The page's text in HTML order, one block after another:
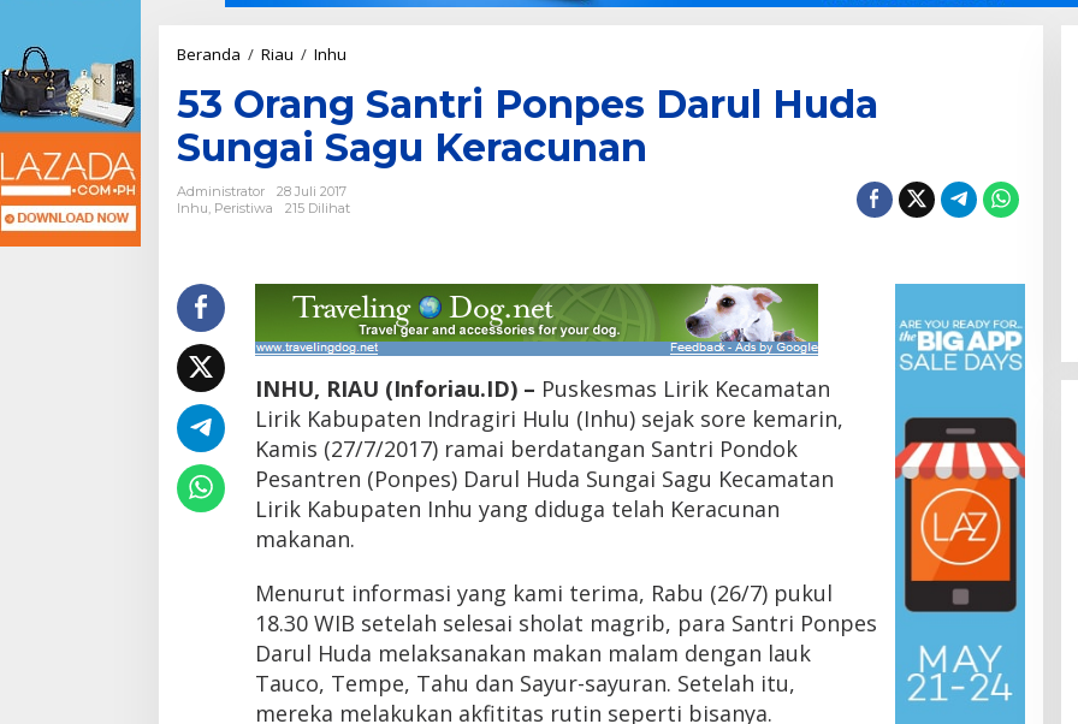
Beranda / Riau / Inhu
O
r
a
n
S
i
o
n
p
e
s
a
r
u
l
u
d
a
S
u
53 Orang Santri Ponpes Darul Huda
Sungai Sagu Keracunan
Administrator
28 Juli 2017
Inhu, Peristiwa 215 Dilihat
INHU, RIAU (Inforiau.ID) – Puskesmas Lirik Kecamatan
Lirik Kabupaten Indragiri Hulu (Inhu) sejak sore kemarin,
Kamis (27/7/2017) ramai berdatangan Santri Pondok
Pesantren (Ponpes) Darul Huda Sungai Sagu Kecamatan
Lirik Kabupaten Inhu yang diduga telah Keracunan
makanan.
Menurut informasi yang kami terima, Rabu (26/7) pukul
18.30 WIB setelah selesai sholat magrib, para Santri Ponpes
Darul Huda melaksanakan makan malam dengan lauk
Tauco, Tempe, Tahu dan Sayur-sayuran. Setelah itu,
mereka melakukan akfititas rutin seperti bisanya.